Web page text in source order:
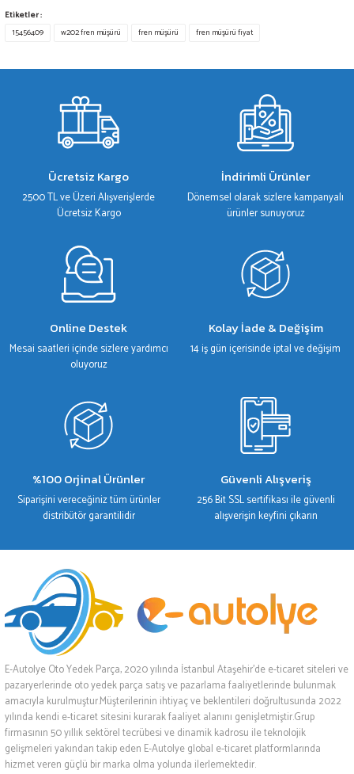
Bu ürünün fiyat bilgisi, resim, ürün açıklamalarında ve diğer konularda yetersiz
gördüğünüz noktaları öneri formunu kullanarak tarafımıza iletebilirsiniz.
Ürün açıklamasında eksik bilgiler bulunuyor.
Ürün bilgilerinde hatalar bulunuyor.
Ürün fiyatı diğer sitelerden daha pahalı.
Bu ürüne benzer farklı alternatifler olmalı.
Etiketler :
15456409
w202 fren müşürü fren müşürü fren müşürü fiyat
Ücretsiz Kargo
2500 TL ve Üzeri Alışverişlerde
Ücretsiz Kargo
İndirimli Ürünler
Dönemsel olarak sizlere kampanyalı
ürünler sunuyoruz
Online Destek
Mesai saatleri içinde sizlere yardımcı
oluyoruz
Kolay İade & Değişim
14 iş gün içerisinde iptal ve değişim
%100 Orjinal Ürünler
Siparişini vereceğiniz tüm ürünler
distribütör garantilidir
Güvenli Alışveriş
256 Bit SSL sertifikası ile güvenli
alışverişin keyfini çıkarın
E-Autolye Oto Yedek Parça, 2020 yılında İstanbul Ataşehir’de e-ticaret siteleri ve
pazaryerlerinde oto yedek parça satış ve pazarlama faaliyetlerinde bulunmak
amacıyla kurulmuştur.Müşterilerinin ihtiyaç ve beklentileri doğrultusunda 2022
yılında kendi e-ticaret sitesini kurarak faaliyet alanını genişletmiştir.Grup
firmasının 50 yıllık sektörel tecrübesi ve dinamik kadrosu ile teknolojik
gelişmeleri yakından takip eden E-Autolye global e-ticaret platformlarında
hizmet veren güçlü bir marka olma yolunda ilerlemektedir.